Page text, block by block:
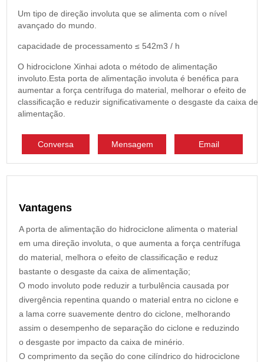
Um tipo de direção involuta que se alimenta com o nível
avançado do mundo.
capacidade de processamento ≤ 542m3 / h
O hidrociclone Xinhai adota o método de alimentação
involuto.Esta porta de alimentação involuta é benéfica para
aumentar a força centrífuga do material, melhorar o efeito de
classificação e reduzir significativamente o desgaste da caixa de
alimentação.
Conversa Mensagem Email
Vantagens
A porta de alimentação do hidrociclone alimenta o material
em uma direção involuta, o que aumenta a força centrífuga
do material, melhora o efeito de classificação e reduz
bastante o desgaste da caixa de alimentação;
O modo involuto pode reduzir a turbulência causada por
divergência repentina quando o material entra no ciclone e
a lama corre suavemente dentro do ciclone, melhorando
assim o desempenho de separação do ciclone e reduzindo
o desgaste por impacto da caixa de minério.
O comprimento da seção do cone cilíndrico do hidrociclone